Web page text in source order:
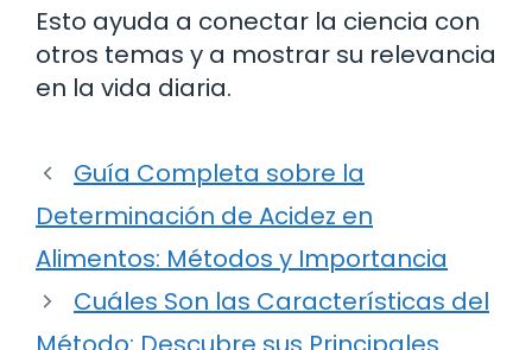
Esto ayuda a conectar la ciencia con
otros temas y a mostrar su relevancia
en la vida diaria.
Guía Completa sobre la
Determinación de Acidez en
Alimentos: Métodos y Importancia
Cuáles Son las Características del